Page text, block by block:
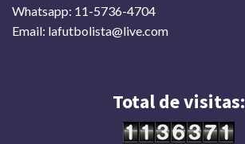
Whatsapp: 11-5736-4704
Email: lafutbolista@live.com
Total de visitas: